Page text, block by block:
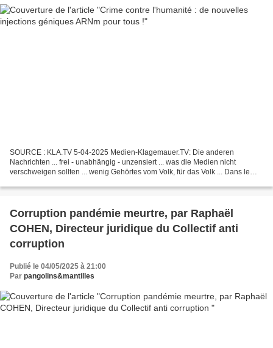
SOURCE : KLA.TV 5-04-2025 Medien-Klagemauer.TV: Die anderen
Nachrichten ... frei - unabhängig - unzensiert ... was die Medien nicht
verschweigen sollten ... wenig Gehörtes vom Volk, für das Volk ... Dans le
Corruption pandémie meurtre, par Raphaël
COHEN, Directeur juridique du Collectif anti
corruption
Publié le 04/05/2025 à 21:00
Par pangolins&mantilles